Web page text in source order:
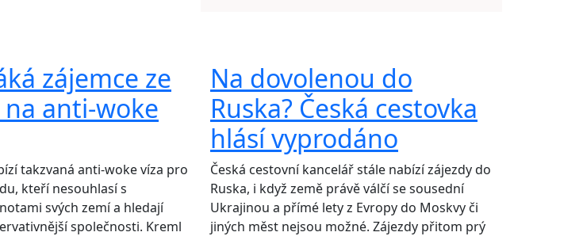
zájemce ze
anti-woke
takzvaná anti-woke víza pro
kteří nesouhlasí s
svých zemí a hledají
společnosti. Kreml
Na dovolenou do
Ruska? Česká cestovka
hlásí vyprodáno
Česká cestovní kancelář stále nabízí zájezdy do
Ruska, i když země právě válčí se sousední
Ukrajinou a přímé lety z Evropy do Moskvy či
jiných měst nejsou možné. Zájezdy přitom prý